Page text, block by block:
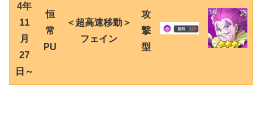
4年
11
月
27
日～
恒
常
PU
＜超高速移動＞
フェイン
攻
撃
型